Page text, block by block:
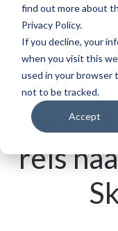
find out more about
Privacy Policy.
If you decline, your
when you visit this
used in your browser
not to be tracked.
Accept
De
reis